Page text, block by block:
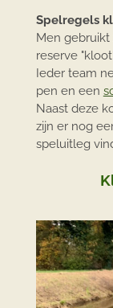
Spelregels
Men gebruikt
reserve
Ieder team
pen en een
Naast deze
zijn er nog
speluitleg